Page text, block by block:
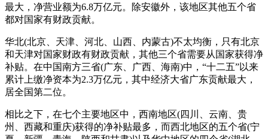
最大，净营业额为6.8万亿元。除安徽外，该地区其他五个省
都对国家有财政贡献。
华北(北京、天津、河北、山西、内蒙古)不太均衡，只有北京
和天津对国家财政有财政贡献，其他三个省需要从国家获得净
补贴。在中国南方三省(广东、广西、海南)中，“十二五”以来
累计上缴净资本为2.3万亿元，其中经济大省广东贡献最大，
居全国第二位。
相比之下，在七个主要地区中，西南地区(四川、云南、贵
州、西藏和重庆)获得的净补贴最多，而西北地区的五个省(宁